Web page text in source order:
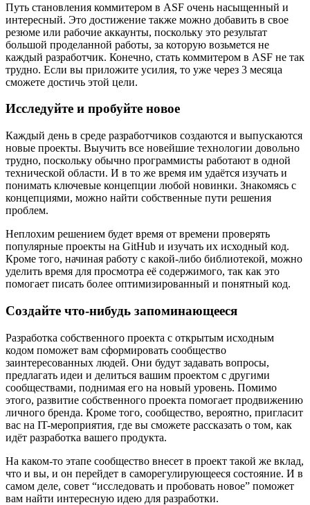
Путь становления коммитером в ASF очень насыщенный и
интересный. Это достижение также можно добавить в свое
резюме или рабочие аккаунты, поскольку это результат
большой проделанной работы, за которую возьмется не
каждый разработчик. Конечно, стать коммитером в ASF не так
трудно. Если вы приложите усилия, то уже через 3 месяца
сможете достичь этой цели.
Исследуйте и пробуйте новое
Каждый день в среде разработчиков создаются и выпускаются
новые проекты. Выучить все новейшие технологии довольно
трудно, поскольку обычно программисты работают в одной
технической области. И в то же время им удаётся изучать и
понимать ключевые концепции любой новинки. Знакомясь с
концепциями, можно найти собственные пути решения
проблем.
Неплохим решением будет время от времени проверять
популярные проекты на GitHub и изучать их исходный код.
Кроме того, начиная работу с какой-либо библиотекой, можно
уделить время для просмотра её содержимого, так как это
помогает писать более оптимизированный и понятный код.
Создайте что-нибудь запоминающееся
Разработка собственного проекта с открытым исходным
кодом поможет вам сформировать сообщество
заинтересованных людей. Они будут задавать вопросы,
предлагать идеи и делиться вашим проектом с другими
сообществами, поднимая его на новый уровень. Помимо
этого, развитие собственного проекта помогает продвижению
личного бренда. Кроме того, сообщество, вероятно, пригласит
вас на IT-мероприятия, где вы сможете рассказать о том, как
идёт разработка вашего продукта.
На каком-то этапе сообщество внесет в проект такой же вклад,
что и вы, и он перейдет в саморегулирующееся состояние. И в
самом деле, совет “исследовать и пробовать новое” поможет
вам найти интересную идею для разработки.